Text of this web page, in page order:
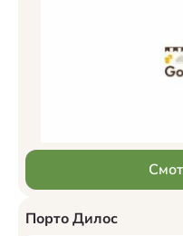
Порто Дилос